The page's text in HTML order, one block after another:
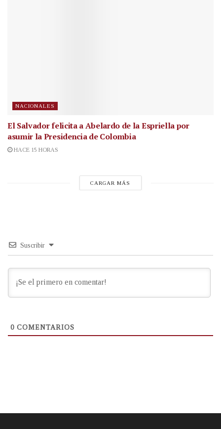
NACIONALES
El Salvador felicita a Abelardo de la Espriella por
asumir la Presidencia de Colombia
HACE 15 HORAS
CARGAR MÁS
Suscribir
0 COMENTARIOS